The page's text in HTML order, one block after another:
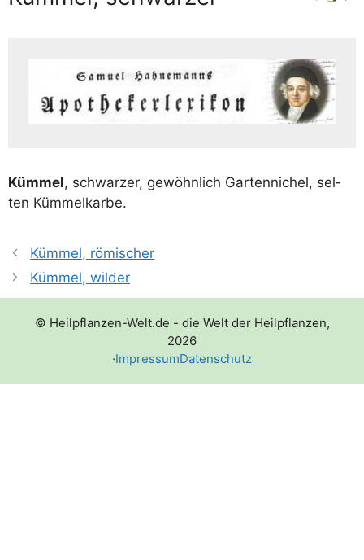
Küm­mel, schwar­zer, gewöhn­lich Gar­ten­ni­chel, sel­
ten Kümmelkarbe.
Kümmel, römischer
Kümmel, wilder
© Heilpflanzen-Welt.de - die Welt der Heilpflanzen,
2026
·ImpressumDatenschutz